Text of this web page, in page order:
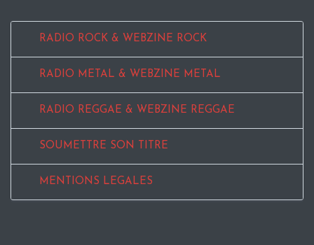
RADIO ROCK & WEBZINE ROCK
RADIO METAL & WEBZINE METAL
RADIO REGGAE & WEBZINE REGGAE
SOUMETTRE SON TITRE
MENTIONS LEGALES